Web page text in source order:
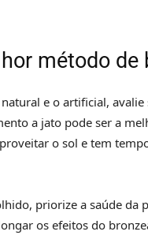
método de
e o artificial,
a jato pode ser a
o sol e tem
priorize a saúde da
os efeitos do